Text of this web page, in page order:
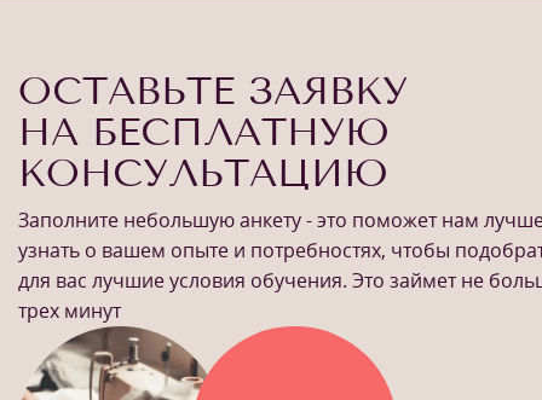
ОСТАВЬТЕ ЗАЯВКУ
НА БЕСПЛАТНУЮ
КОНСУЛЬТАЦИЮ
Заполните небольшую анкету - это поможет нам
узнать о вашем опыте и потребностях, чтобы
для вас лучшие условия обучения. Это займет не
трех минут